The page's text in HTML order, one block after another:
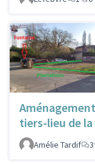
tiers-lieu de
Amélie Tardif
3